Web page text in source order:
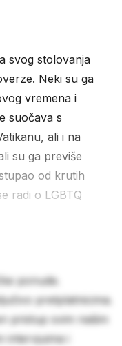
svog stolovanja
Neki su ga
vremena i
suočava s
ali i na
su ga previše
od krutih
radi o LGBTQ
ponude.
pretplatnicima.
pristup svim našim
intervjuima i